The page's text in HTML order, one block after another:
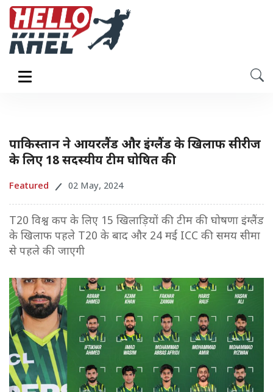
पाकिस्तान ने आयरलैंड और इंग्लैंड के खिलाफ सीरीज
के लिए 18 सदस्यीय टीम घोषित की
Featured 02 May, 2024
T20 विश्व कप के लिए 15 खिलाड़ियों की टीम की घोषणा इंग्लैंड
के खिलाफ पहले T20 के बाद और 24 मई ICC की समय सीमा
से पहले की जाएगी